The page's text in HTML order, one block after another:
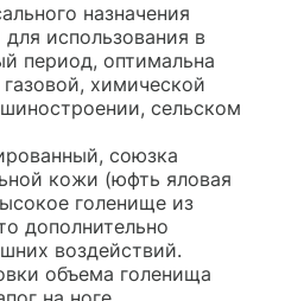
назначения
использования в
период, оптимальна
химической
сельском
союзка
кожи (юфть яловая
голенище из
дополнительно
воздействий.
объема голенища